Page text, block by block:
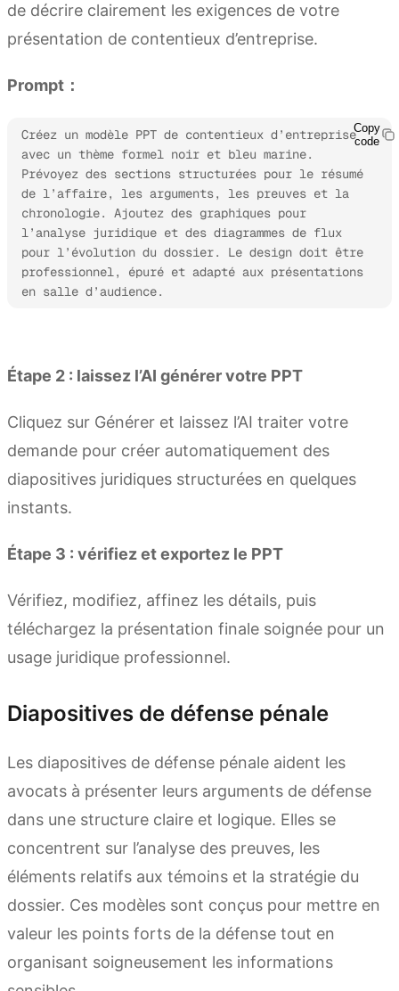
de décrire clairement les exigences de votre
présentation de contentieux d’entreprise.
Prompt：
Créez un modèle PPT de contentieux d’entreprise
avec un thème formel noir et bleu marine.
Prévoyez des sections structurées pour le résumé
de l’affaire, les arguments, les preuves et la
chronologie. Ajoutez des graphiques pour
l’analyse juridique et des diagrammes de flux
pour l’évolution du dossier. Le design doit être
professionnel, épuré et adapté aux présentations
en salle d’audience.
Copy
code
Étape 2 : laissez l’AI générer votre PPT
Cliquez sur Générer et laissez l’AI traiter votre
demande pour créer automatiquement des
diapositives juridiques structurées en quelques
instants.
Étape 3 : vérifiez et exportez le PPT
Vérifiez, modifiez, affinez les détails, puis
téléchargez la présentation finale soignée pour un
usage juridique professionnel.
Diapositives de défense pénale
Les diapositives de défense pénale aident les
avocats à présenter leurs arguments de défense
dans une structure claire et logique. Elles se
concentrent sur l’analyse des preuves, les
éléments relatifs aux témoins et la stratégie du
dossier. Ces modèles sont conçus pour mettre en
valeur les points forts de la défense tout en
organisant soigneusement les informations